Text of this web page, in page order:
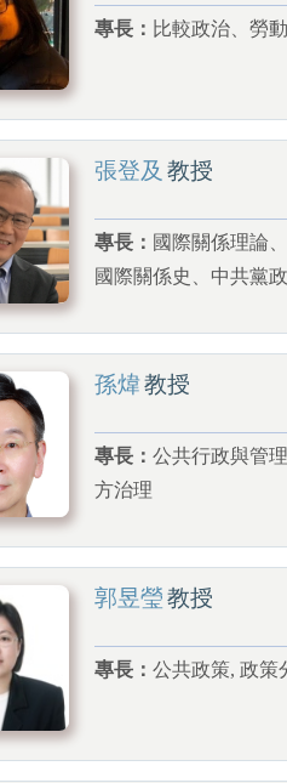
專長： 比較政治、勞
張登及 教授
專長： 國際關係理論
國際關係史、中共黨
孫煒教授
專長： 公共行政與管
方治理
郭昱瑩教授
專長： 公共政策, 政策